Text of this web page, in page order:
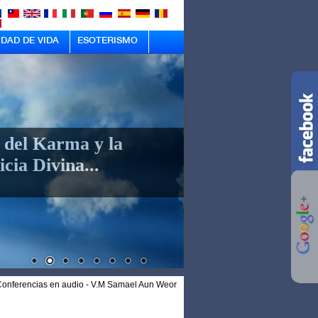
DE VIDA ESOTERISMO
Karma y la
Divina...
en audio - V.M Samael Aun Weor